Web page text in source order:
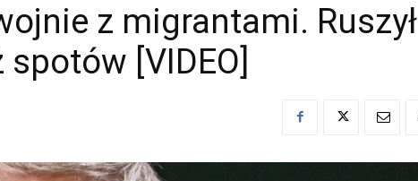
z migrantami. Ruszył
[VIDEO]